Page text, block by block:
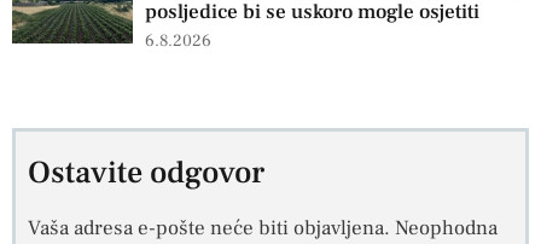
posljedice bi se uskoro mogle osjetiti
6.8.2026
Ostavite odgovor
Vaša adresa e-pošte neće biti objavljena. Neophodna